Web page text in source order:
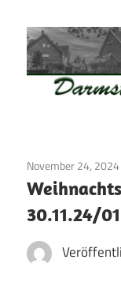
Inhalt
springen
Altstadt
der
Weststadt
–
Darmstadt
November 24, 2024
30.11.24/